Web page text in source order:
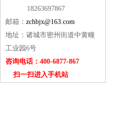
18263697867
邮箱： zchbjx@163.com
地址：诸城市密州街道中黄疃
工业园6号
咨询电话：400-6877-867
扫一扫进入手机站